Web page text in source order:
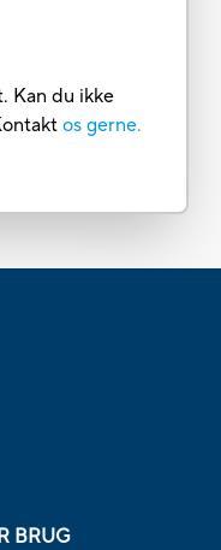
Kan du ikke
os gerne.
BRUG